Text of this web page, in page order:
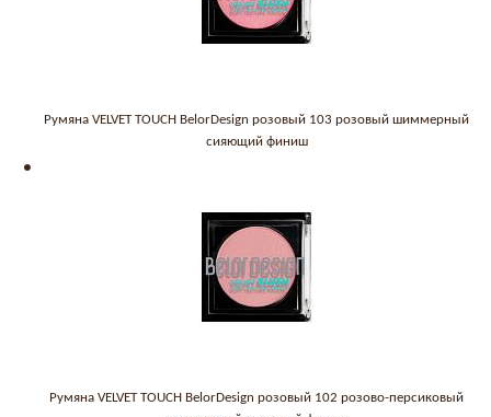
Румяна VELVET TOUCH BelorDesign розовый 103 розовый шиммерный
сияющий финиш
Румяна VELVET TOUCH BelorDesign розовый 102 розово-персиковый